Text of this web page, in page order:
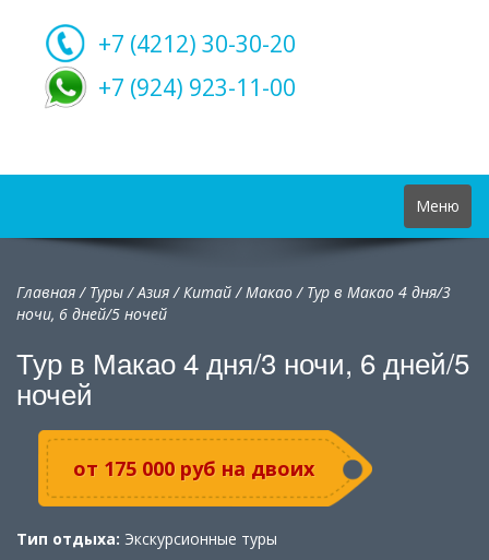
+7 (4212) 30-30-20
+7 (924) 923-11-00
Toggle
navigation
Меню
Главная/ Туры/Азия/Китай/Макао / Тур в Макао 4 дня/3
ночи, 6 дней/5 ночей
Тур в Макао 4 дня/3 ночи, 6 дней/5
ночей
от 175 000 руб на двоих
Тип отдыха: Экскурсионные туры